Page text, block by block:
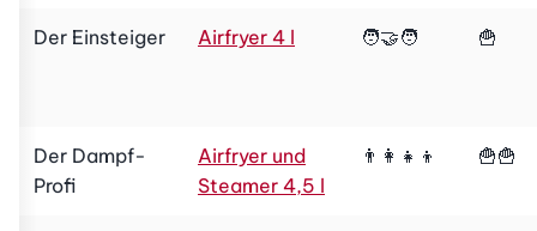
Der Einsteiger Airfryer 4 l 🧑‍🤝‍🧑 🍟
Der Dampf-
Profi
Airfryer und
Steamer 4,5 l
👨‍👩‍👧‍👦 🍟🍟